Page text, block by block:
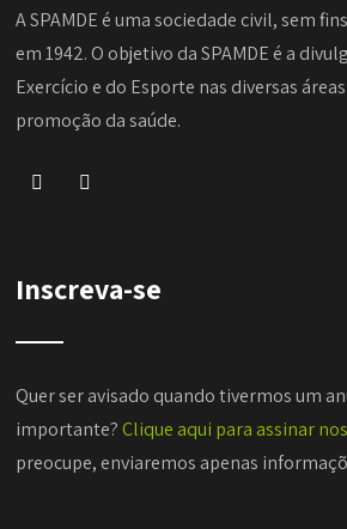
A SPAMDE é uma sociedade civil, sem
em 1942. O objetivo da SPAMDE é a
Exercício e do Esporte nas diversas
promoção da saúde.
Inscreva-se
Quer ser avisado quando tivermos um
importante?Clique aqui para assinar
preocupe, enviaremos apenas